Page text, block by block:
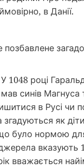
в Данії.
У 1048 році
мав синів
в Русі чи
згадуються як
було нормою для
джерела вказують
вважається